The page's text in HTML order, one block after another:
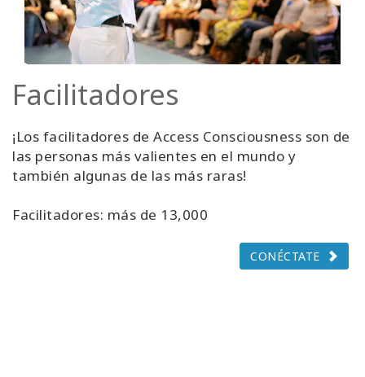
Facilitadores
¡Los facilitadores de Access Consciousness son de
las personas más valientes en el mundo y
también algunas de las más raras!
Facilitadores: más de 13,000
CONÉCTATE